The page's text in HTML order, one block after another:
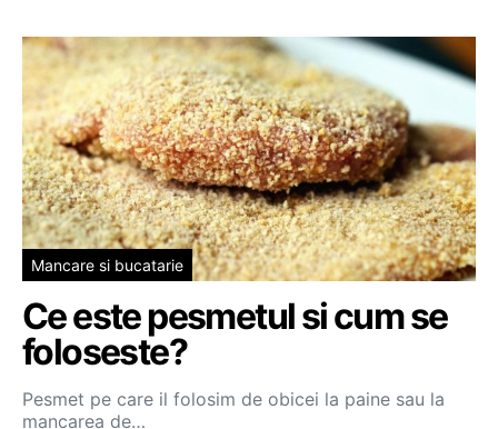
Mancare si bucatarie
Ce este pesmetul si cum se
foloseste?
Pesmet pe care il folosim de obicei la paine sau la
mancarea de…